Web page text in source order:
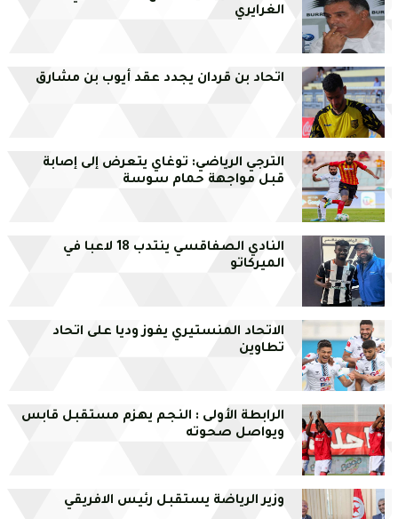
الغرايري
اتحاد بن قردان يجدد عقد أيوب بن مشارق
الترجي الرياضي: توغاي يتعرض إلى إصابة
قبل مواجهة حمام سوسة
النادي الصفاقسي ينتدب 18 لاعبا في
الميركاتو
الاتحاد المنستيري يفوز وديا على اتحاد
تطاوين
الرابطة الأولى : النجم يهزم مستقبل قابس
ويواصل صحوته
وزير الرياضة يستقبل رئيس الافريقي